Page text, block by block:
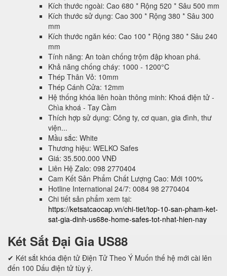
Kích thước ngoài: Cao 680 * Rộng 520 * Sâu 500 mm
Kích thước sử dụng: Cao 300 * Rộng 380 * Sâu 300
mm
Kích thước ngăn kéo: Cao 100 * Rộng 380 * Sâu 240
mm
Tính năng: An toàn chống trộm đập khoan phá.
Khả năng chống cháy: 1000 - 1200°C
Thép Thân Vỏ: 10mm
Thép Cánh Cửa: 12mm
Hệ thống khóa liên hoàn thông minh: Khoá điện tử -
Chìa khoá - Tay Cầm
Thích hợp sử dụng: Công ty, cơ quan, gia đình, thư
viện...
Mầu sắc: White
Thương hiệu: WELKO Safes
Giá: 35.500.000 VNĐ
Liên Hệ Zalo: 098 2770404
Cam Kết Sản Phẩm Chất Lượng Cao: Mới 100%
Hotline International 24/7: 0084 98 2770404
Chi tiết sản phẩm xem tại:
https://ketsatcaocap.vn/chi-tiet/top-10-san-pham-ket-
sat-gia-dinh-us68e-home-safes-tot-nhat-hien-nay
Két Sắt Đại Gia US88
✔ Két sắt khóa điện tử Điện Tử Theo Ý Muốn thế hệ mới cài lên
đến 100 Dấu điện tử tùy ý.